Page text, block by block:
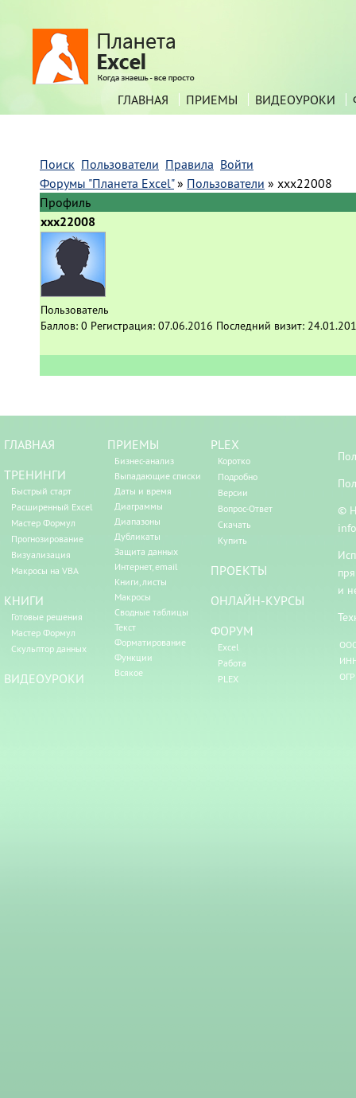
ГЛАВНАЯ ПРИЕМЫ ВИДЕОУРОКИ
Поиск Пользователи Правила Войти
Форумы "Планета Excel" » Пользователи » xxx22008
Профиль
xxx22008
Пользователь
Баллов: 0 Регистрация: 07.06.2016 Последний визит:
ГЛАВНАЯ
ТРЕНИНГИ
Быстрый старт
Расширенный Excel
Мастер Формул
Прогнозирование
Визуализация
Макросы на VBA
КНИГИ
Готовые решения
Мастер Формул
Скульптор данных
ВИДЕОУРОКИ
ПРИЕМЫ
Бизнес-анализ
Выпадающие списки
Даты и время
Диаграммы
Диапазоны
Дубликаты
Защита данных
Интернет, email
Книги, листы
Макросы
Сводные таблицы
Текст
Форматирование
Функции
Всякое
PLEX
Коротко
Подробно
Версии
Вопрос-Ответ
Скачать
Купить
ПРОЕКТЫ
ОНЛАЙН-КУРСЫ
ФОРУМ
Excel
Работа
PLEX
©
и